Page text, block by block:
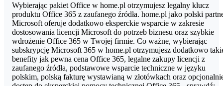
Wybierając pakiet Office w home.pl otrzymujesz legalny klucz
produktu Office 365 z zaufanego źródła. home.pl jako polski
Microsoft oferuje dodatkowo eksperckie wsparcie w zakresie
dostosowania licencji Microsoft do potrzeb biznesu oraz szybkie
wdrożenie Office 365 w Twojej firmie. Co ważne, wybierając
subskrypcję Microsoft 365 w home.pl otrzymujesz dodatkowo
benefity jak pewna cena Office 365, legalne zakupy licencji z
zaufanego źródła, podstawowe wsparcie techniczne w języku
polskim, polską fakturę wystawianą w złotówkach oraz